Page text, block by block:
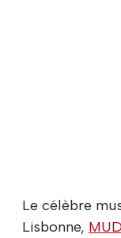
Le célèbre
Lisbonne,